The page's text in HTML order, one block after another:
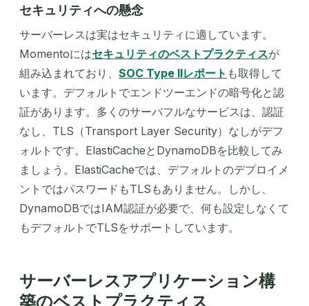
セキュリティへの懸念
サーバーレスは実はセキュリティに適しています。
Momentoにはセキュリティのベストプラクティスが
組み込まれており、 SOC Type IIレポート も取得して
います。デフォルトでエンドツーエンドの暗号化と認
証があります。多くのサーバフルなサービスは、認証
なし、TLS（Transport Layer Security）なしがデフ
ォルトです。ElastiCacheとDynamoDBを比較してみ
ましょう。ElastiCacheでは、デフォルトのデプロイメ
ントではパスワードもTLSもありません。しかし、
DynamoDBではIAM認証が必要で、何も設定しなくて
もデフォルトでTLSをサポートしています。
サーバーレスアプリケーション構
築のベストプラクティス